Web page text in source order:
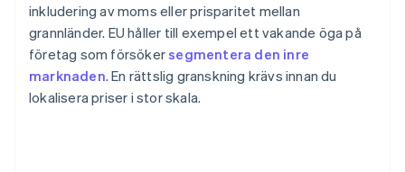
inkludering av moms eller prisparitet mellan
grannländer. EU håller till exempel ett vakande öga på
företag som försökersegmentera den inre
marknaden. En rättslig granskning krävs innan du
lokalisera priser i stor skala.